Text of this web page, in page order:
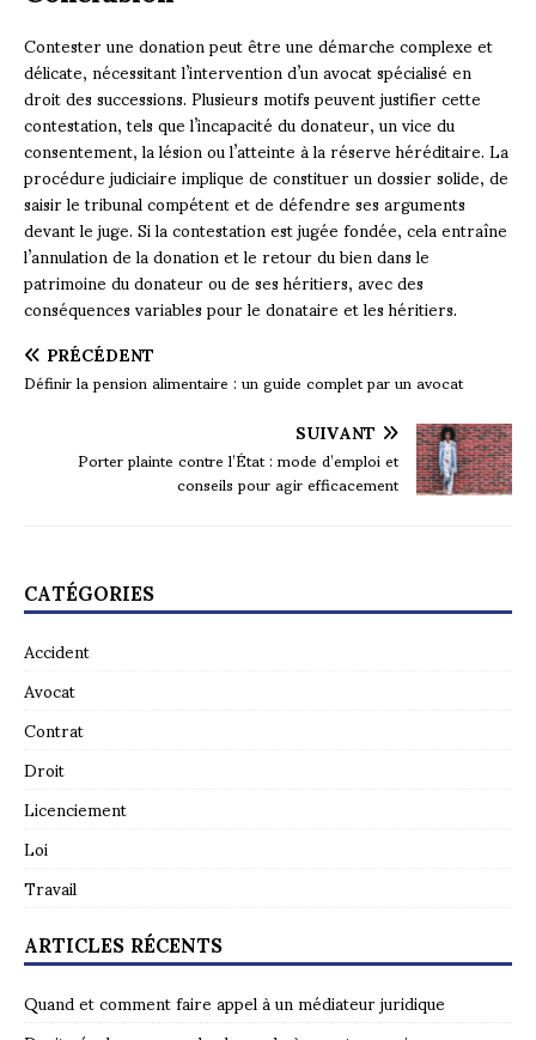
Contester une donation peut être une démarche complexe et
délicate, nécessitant l’intervention d’un avocat spécialisé en
droit des successions. Plusieurs motifs peuvent justifier cette
contestation, tels que l’incapacité du donateur, un vice du
consentement, la lésion ou l’atteinte à la réserve héréditaire. La
procédure judiciaire implique de constituer un dossier solide, de
saisir le tribunal compétent et de défendre ses arguments
devant le juge. Si la contestation est jugée fondée, cela entraîne
l’annulation de la donation et le retour du bien dans le
patrimoine du donateur ou de ses héritiers, avec des
conséquences variables pour le donataire et les héritiers.
PRÉCÉDENT
Définir la pension alimentaire : un guide complet par un avocat
SUIVANT
Porter plainte contre l’État : mode d’emploi et
conseils pour agir efficacement
CATÉGORIES
Accident
Avocat
Contrat
Droit
Licenciement
Loi
Travail
ARTICLES RÉCENTS
Quand et comment faire appel à un médiateur juridique